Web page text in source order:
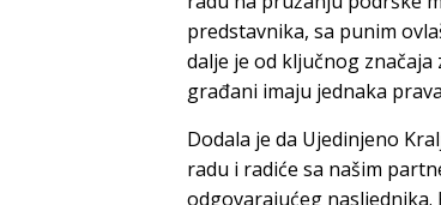
predstavnika, sa punim
dalje je od ključnog
građani imaju jednaka
Dodala je da Ujedinjeno
radu i radiće sa našim
odgovarajućeg